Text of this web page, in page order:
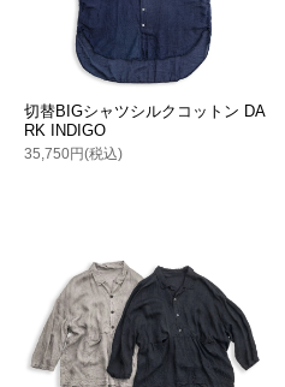
切替BIGシャツシルクコットン DA
RK INDIGO
35,750円(税込)